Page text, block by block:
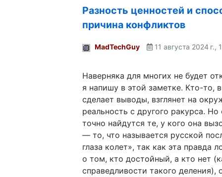
Разность ценностей и
причина конфликтов
MadTechGuy 11 августа 2024 г.,
Наверняка для многих не будет
я напишу в этой заметке. Кто-то,
сделает выводы, взглянет на
реальность с другого ракурса.
точно найдутся те, у кого она
— то, что называется русской
глаза колет», так как эта правда
о том, кто достойный, а кто нет
справедливости такого деления),